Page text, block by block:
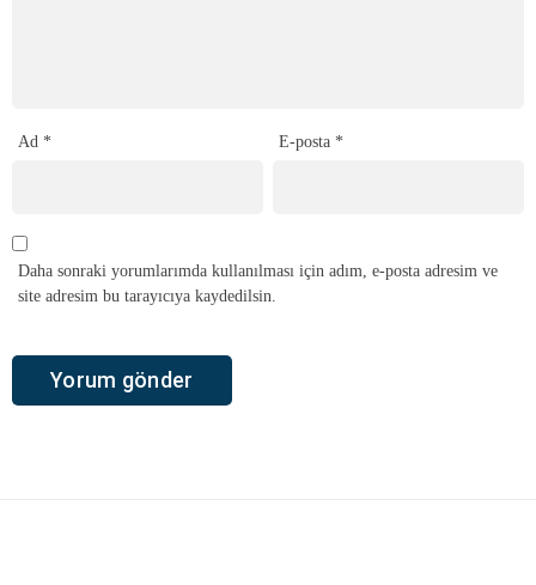
Ad * E-posta *
Daha sonraki yorumlarımda kullanılması için adım, e-posta adresim ve
site adresim bu tarayıcıya kaydedilsin.